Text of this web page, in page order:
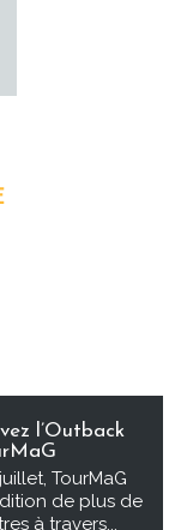
l’Outback
TourMaG
de plus de
à travers...